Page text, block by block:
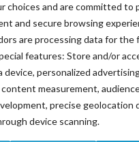
choices and are committed to
and secure browsing
are processing data for the
features: Store and/or
device, personalized
measurement,
precise geolocation
device scanning.
verkoopkanalen is te
en On the Way to
Rainforest Alliance
UTZ Certified.